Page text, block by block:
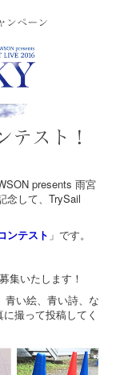
presents 雨宮
念して、TrySail
ンテスト 」です。
集いたします！
青い絵、青い詩、な
撮って投稿してく